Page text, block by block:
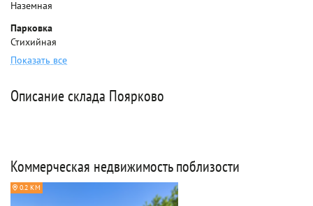
Наземная
Парковка
Стихийная
Показать все
Описание склада Поярково
Коммерческая недвижимость поблизости
0.2 КМ